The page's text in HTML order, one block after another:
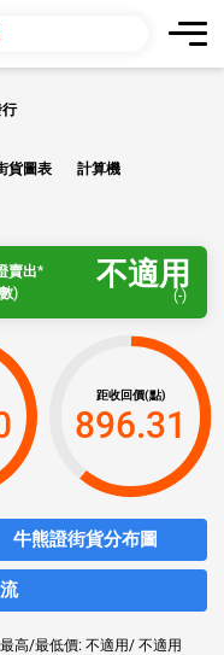
貨圖表 計算機
賣出*
)
不適用
(-)
距收回價(點)
896.31
牛熊證街貨分布圖
高/最低價: 不適用/ 不適用